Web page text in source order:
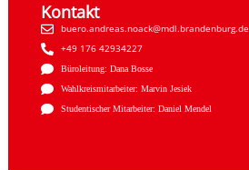
Kontakt
buero.andreas.noack@mdl.brandenburg.de
+49 176 42934227
Büroleitung: Dana Bosse
Wahlkreismitarbeiter: Marvin Jesiek
Studentischer Mitarbeiter: Daniel Mendel